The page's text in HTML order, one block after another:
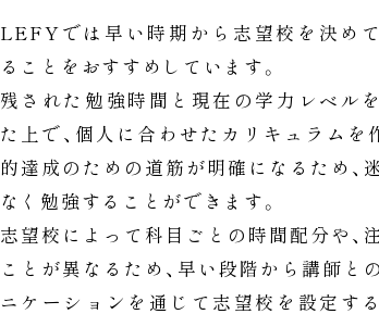
LEFYでは早い時期から志望校を決め
ることをおすすめしています。
残された勉強時間と現在の学力レベル
た上で、個人に合わせたカリキュラムを
的達成のための道筋が明確になるため、
なく勉強することができます。
志望校によって科目ごとの時間配分や、
ことが異なるため、早い段階から講師と
ニケーションを通じて志望校を設定す